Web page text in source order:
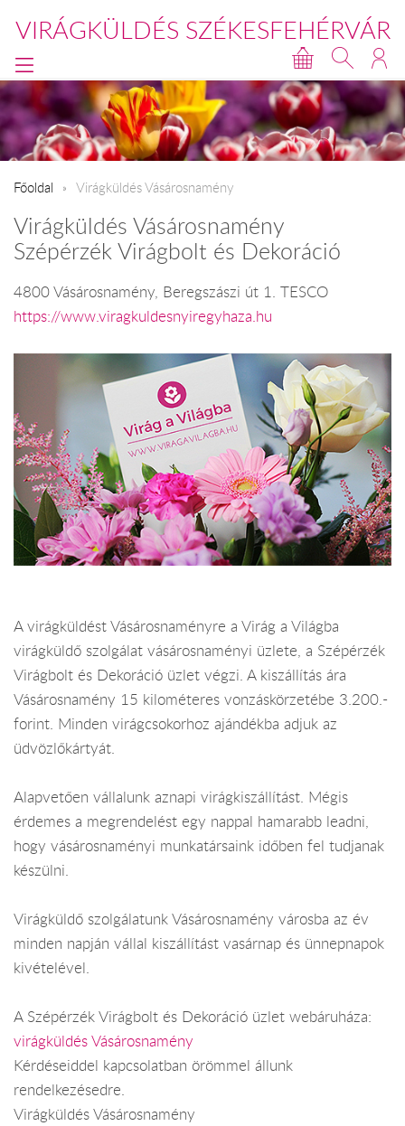
VIRÁGKÜLDÉS SZÉKESFEHÉRVÁR
Főoldal Virágküldés Vásárosnamény
Virágküldés Vásárosnamény
Szépérzék Virágbolt és Dekoráció
4800 Vásárosnamény, Beregszászi út 1. TESCO
https://www.viragkuldesnyiregyhaza.hu
A virágküldést Vásárosnaményre a Virág a Világba
virágküldő szolgálat vásárosnaményi üzlete, a Szépérzék
Virágbolt és Dekoráció üzlet végzi. A kiszállítás ára
Vásárosnamény 15 kilométeres vonzáskörzetébe 3.200.-
forint. Minden virágcsokorhoz ajándékba adjuk az
üdvözlőkártyát.
Alapvetően vállalunk aznapi virágkiszállítást. Mégis
érdemes a megrendelést egy nappal hamarabb leadni,
hogy vásárosnaményi munkatársaink időben fel tudjanak
készülni.
Virágküldő szolgálatunk Vásárosnamény városba az év
minden napján vállal kiszállítást vasárnap és ünnepnapok
kivételével.
A Szépérzék Virágbolt és Dekoráció üzlet webáruháza:
virágküldés Vásárosnamény
Kérdéseiddel kapcsolatban örömmel állunk
rendelkezésedre.
Virágküldés Vásárosnamény